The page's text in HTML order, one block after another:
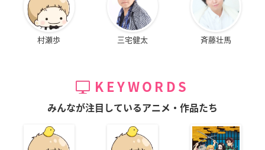
村瀬歩 三宅健太 斉藤壮馬
KEYWORDS
みんなが注目しているアニメ・作品たち